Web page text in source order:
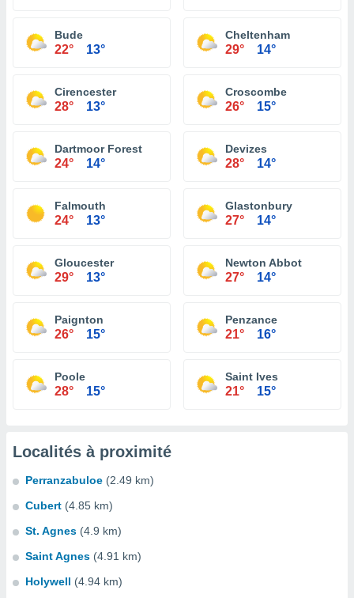
Bude
22° 13°
Cheltenham
29° 14°
Cirencester
28° 13°
Croscombe
26° 15°
Dartmoor Forest
24° 14°
Devizes
28° 14°
Falmouth
24° 13°
Glastonbury
27° 14°
Gloucester
29° 13°
Newton Abbot
27° 14°
Paignton
26° 15°
Penzance
21° 16°
Poole
28° 15°
Saint Ives
21° 15°
Localités à proximité
Perranzabuloe (2.49 km)
Cubert (4.85 km)
St. Agnes (4.9 km)
Saint Agnes (4.91 km)
Holywell (4.94 km)